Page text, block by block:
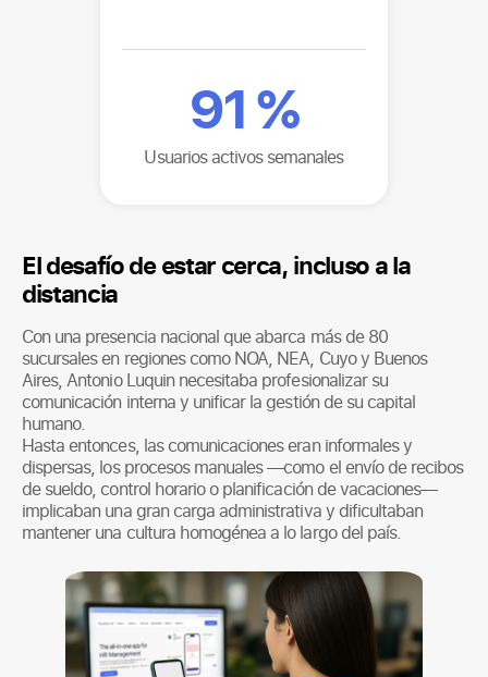
91%
Usuarios activos semanales
El desafío de estar cerca, incluso a la
distancia
Con una presencia nacional que abarca más de 80
sucursales en regiones como NOA, NEA, Cuyo y Buenos
Aires, Antonio Luquin necesitaba profesionalizar su
comunicación interna y unificar la gestión de su capital
humano.
Hasta entonces, las comunicaciones eran informales y
dispersas, los procesos manuales —como el envío de recibos
de sueldo, control horario o planificación de vacaciones—
implicaban una gran carga administrativa y dificultaban
mantener una cultura homogénea a lo largo del país.